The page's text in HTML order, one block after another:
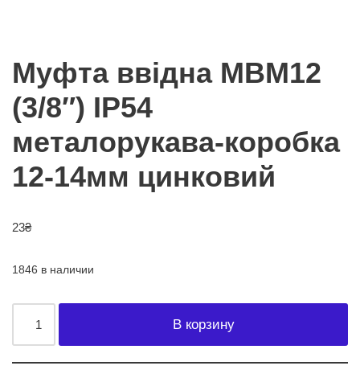
Муфта ввідна MBМ12
(3/8″) IP54
металорукава-коробка
12-14мм цинковий
23₴
1846 в наличии
В корзину